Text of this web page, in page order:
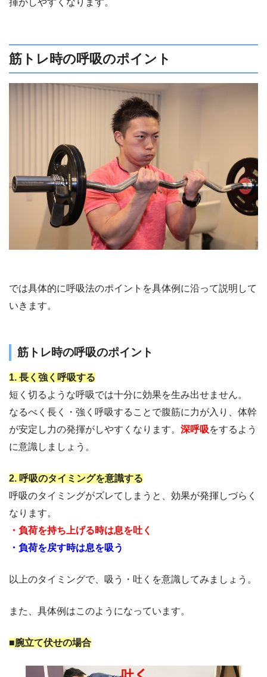
揮がしやすくなります。
筋トレ時の呼吸のポイント
では具体的に呼吸法のポイントを具体例に沿って説明して
いきます。
筋トレ時の呼吸のポイント
1. 長く強く呼吸する
短く切るような呼吸では十分に効果を生み出せません。
なるべく長く・強く呼吸することで腹筋に力が入り、体幹
が安定し力の発揮がしやすくなります。 深呼吸をするよう
に意識しましょう。
2. 呼吸のタイミングを意識する
呼吸のタイミングがズレてしまうと、効果が発揮しづらく
なります。
・負荷を持ち上げる時は息を吐く
・負荷を戻す時は息を吸う
以上のタイミングで、吸う・吐くを意識してみましょう。
また、具体例はこのようになっています。
■腕立て伏せの場合